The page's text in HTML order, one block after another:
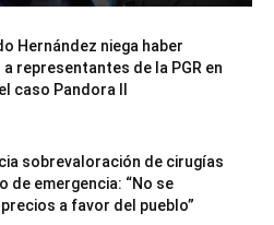
Hernández niega haber
representantes de la PGR en
caso Pandora II
sobrevaloración de cirugías
de emergencia: “No se
a favor del pueblo”